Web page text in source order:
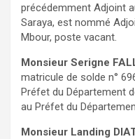
précédemment Adjoint
Saraya, est nommé
Mbour, poste vacant.
Monsieur Serigne
matricule de solde n°
Préfet du Département
au Préfet du
Monsieur Landing